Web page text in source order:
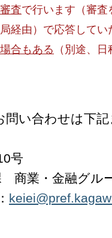
査で行います（審
経由）で応答して
合もある （別途、
い合わせは下記
号
商業・金融グル